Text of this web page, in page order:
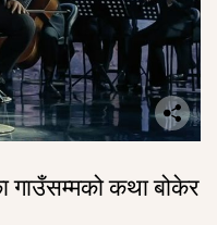
गाउँसम्मको कथा बोकेर